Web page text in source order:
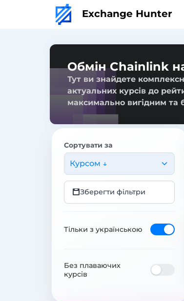
Exchange Hunter
Обмін Chainlink
Тут ви знайдете
актуальних курсів до
максимально вигідним та
Сортувати за
Курсом ↓
Зберегти фільтри
Тільки з українською
Без плаваючих
курсів